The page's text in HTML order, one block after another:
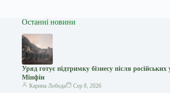
Останні новини
Уряд готує підтримку бізнесу після
Мінфін
Карина Лобода
Сер 8, 2026